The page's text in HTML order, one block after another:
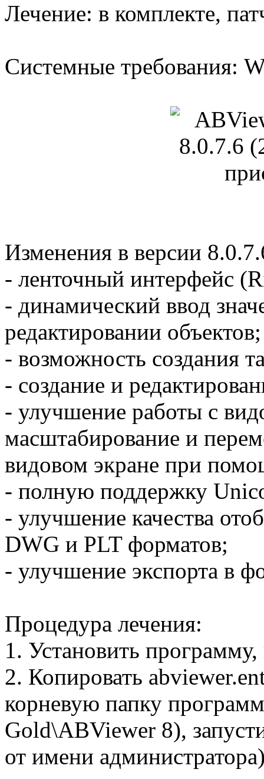
Лечение: в комплекте,
Системные требования:
Изменения в версии
- ленточный интерфейс
- динамический ввод
редактировании объектов;
- возможность создания
- создание и
- улучшение работы с
масштабирование и
видовом экране при
- полную поддержку
- улучшение качества
DWG и PLT форматов;
- улучшение экспорта в
Процедура лечения:
1. Установить программу,
2. Копировать
корневую папку
Gold\ABViewer 8),
от имени